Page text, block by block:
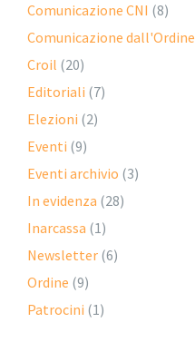
Comunicazione CNI (8)
Comunicazione dall'Ordine
Croil (20)
Editoriali (7)
Elezioni (2)
Eventi (9)
Eventi archivio (3)
In evidenza (28)
Inarcassa (1)
Newsletter (6)
Ordine (9)
Patrocini (1)